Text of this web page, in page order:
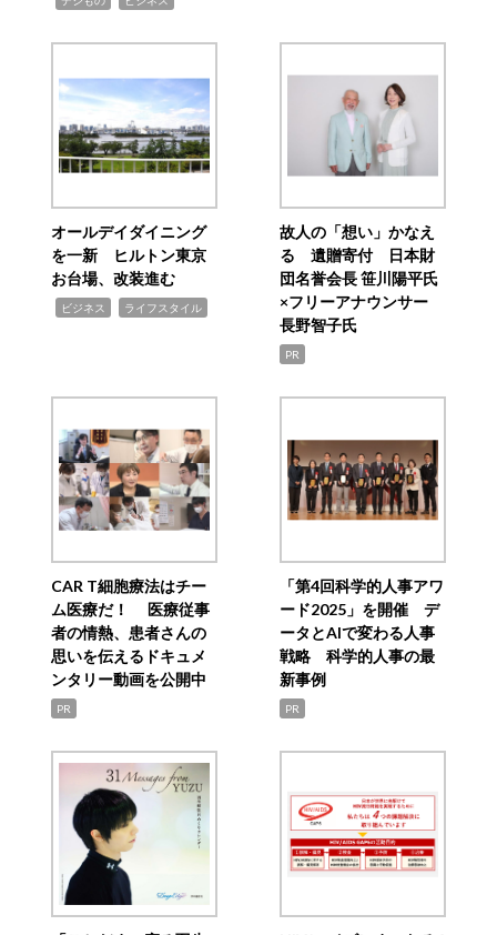
オールデイダイニング
を一新 ヒルトン東京
お台場、改装進む
ビジネス ライフスタイル
故人の「想い」かなえ
る 遺贈寄付 日本財
団名誉会長 笹川陽平氏
×フリーアナウンサー
長野智子氏
PR
CAR T細胞療法はチー
ム医療だ！ 医療従事
者の情熱、患者さんの
思いを伝えるドキュメ
ンタリー動画を公開中
PR
「第4回科学的人事アワ
ード2025」を開催 デ
ータとAIで変わる人事
戦略 科学的人事の最
新事例
PR